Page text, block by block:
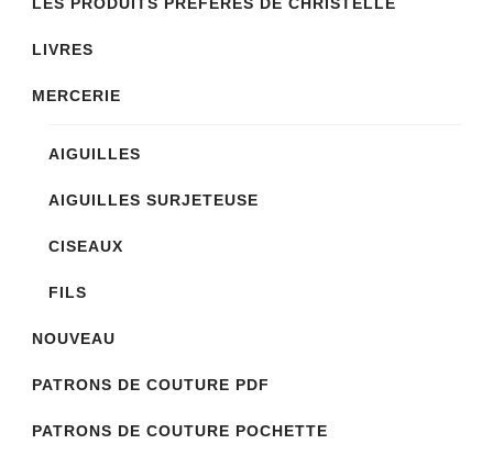
LIVRES
MERCERIE
AIGUILLES
AIGUILLES SURJETEUSE
CISEAUX
FILS
NOUVEAU
PATRONS DE COUTURE PDF
PATRONS DE COUTURE POCHETTE